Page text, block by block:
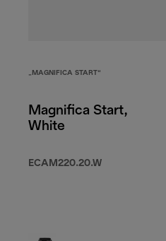
„MAGNIFICA START“
Magnifica Start,
White
ECAM220.20.W